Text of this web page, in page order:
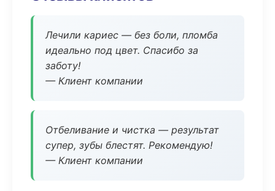
Лечили кариес — без боли, пломба
идеально под цвет. Спасибо за
заботу!
— Клиент компании
Отбеливание и чистка — результат
супер, зубы блестят. Рекомендую!
— Клиент компании